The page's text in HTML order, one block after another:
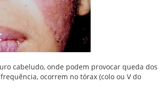
cabeludo, onde podem provocar queda dos
ocorrem no tórax (colo ou V do